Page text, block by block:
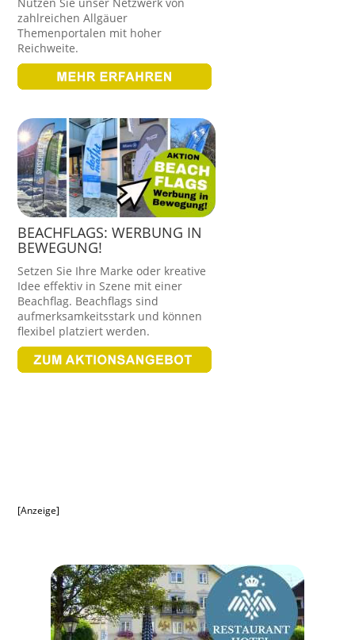
zahlreichen Allgäuer
Themenportalen mit hoher
Reichweite.
BEACHFLAGS: WERBUNG IN
BEWEGUNG!
Setzen Sie Ihre Marke oder kreative
Idee effektiv in Szene mit einer
Beachflag. Beachflags sind
aufmerksamkeitsstark und können
flexibel platziert werden.
[Anzeige]